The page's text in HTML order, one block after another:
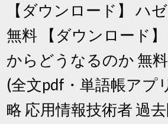
【ダウンロード】 ハ
無料 【ダウンロード
からどうなるのか 無料
(全文pdf・単語帳アプ
略 応用情報技術者 過